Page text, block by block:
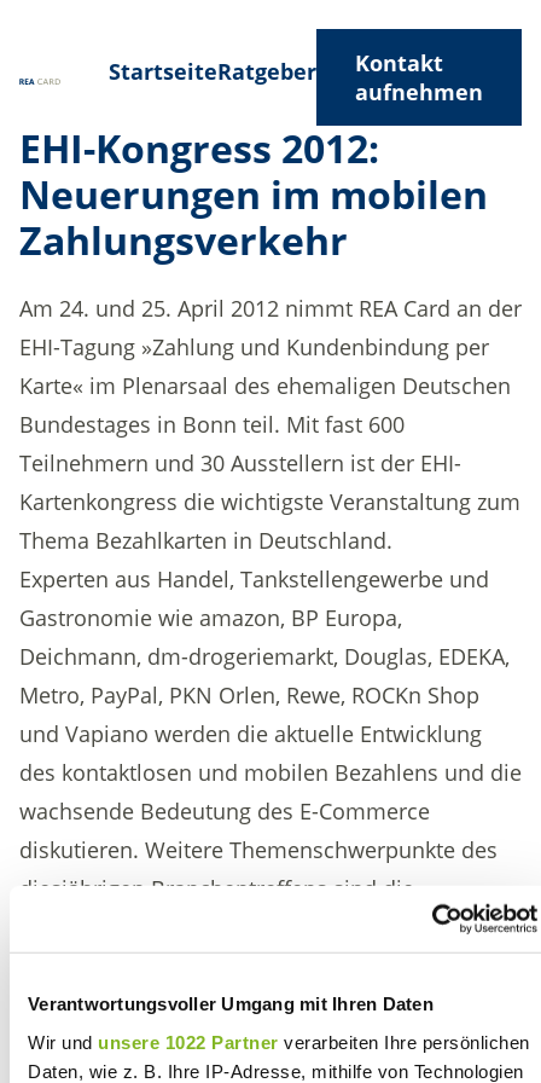
Verantwortungsvoller Umgang mit Ihren Daten
Wir und unsere 1022 Partner verarbeiten Ihre persönlichen
Daten, wie z. B. Ihre IP-Adresse, mithilfe von Technologien
StartseiteRatgeber
Kontakt
aufnehmen
EHI-Kongress 2012:
Neuerungen im mobilen
Zahlungsverkehr
Am 24. und 25. April 2012 nimmt REA Card an der
EHI-Tagung »Zahlung und Kundenbindung per
Karte« im Plenarsaal des ehemaligen Deutschen
Bundestages in Bonn teil. Mit fast 600
Teilnehmern und 30 Ausstellern ist der EHI-
Kartenkongress die wichtigste Veranstaltung zum
Thema Bezahlkarten in Deutschland.
Experten aus Handel, Tankstellengewerbe und
Gastronomie wie amazon, BP Europa,
Deichmann, dm-drogeriemarkt, Douglas, EDEKA,
Metro, PayPal, PKN Orlen, Rewe, ROCKn Shop
und Vapiano werden die aktuelle Entwicklung
des kontaktlosen und mobilen Bezahlens und die
wachsende Bedeutung des E-Commerce
diskutieren. Weitere Themenschwerpunkte des
diesjährigen Branchentreffens sind die
ELV) im
Sicherheits- und Datenschutzaspekte und neue
Wege der Kundenbindung.